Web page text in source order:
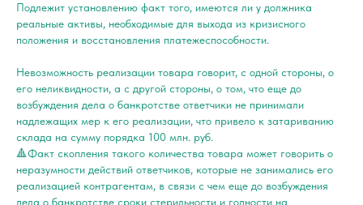
Подлежит установлению факт того, имеются ли у должника
реальные активы, необходимые для выхода из кризисного
положения и восстановления платежеспособности.
Невозможность реализации товара говорит, с одной стороны, о
его неликвидности, а с другой стороны, о том, что еще до
возбуждения дела о банкротстве ответчики не принимали
надлежащих мер к его реализации, что привело к затариванию
склада на сумму порядка 100 млн. руб.
🔺Факт скопления такого количества товара может говорить о
неразумности действий ответчиков, которые не занимались его
реализацией контрагентам, в связи с чем еще до возбуждения
дела о банкротстве сроки стерильности и годности на